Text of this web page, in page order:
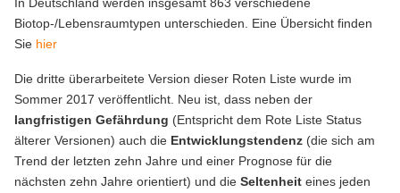
Biotop-/Lebensraumtypen unterschieden. Eine Übersicht finden
Sie hier
Die dritte überarbeitete Version dieser Roten Liste wurde im
Sommer 2017 veröffentlicht. Neu ist, dass neben der
langfristigen Gefährdung (Entspricht dem Rote Liste Status
älterer Versionen) auch die Entwicklungstendenz (die sich am
Trend der letzten zehn Jahre und einer Prognose für die
nächsten zehn Jahre orientiert) und dieSeltenheit eines jeden